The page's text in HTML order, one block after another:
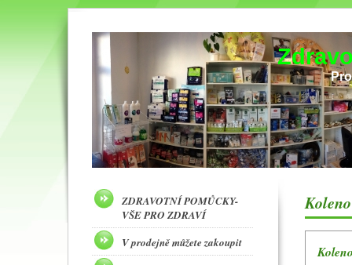
Koleno
ZDRAVOTNÍ POMŮCKY-
VŠE PRO ZDRAVÍ
V prodejně můžete zakoupit